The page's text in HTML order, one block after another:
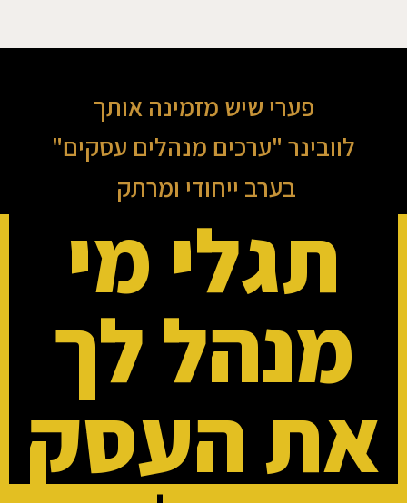
פערי שיש מזמינה אותך
לוובינר "ערכים מנהלים עסקים"
בערב ייחודי ומרתק
תגלי מי
מנהל לך
את העסק